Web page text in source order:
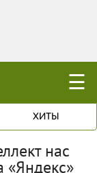
☰
ХИТЫ
нас
«Яндекс»